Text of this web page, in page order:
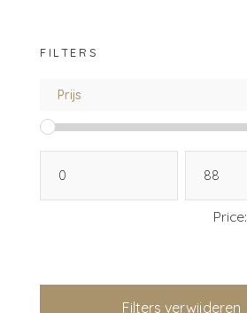
FILTERS
Prijs
Price:
Filters verwijderen